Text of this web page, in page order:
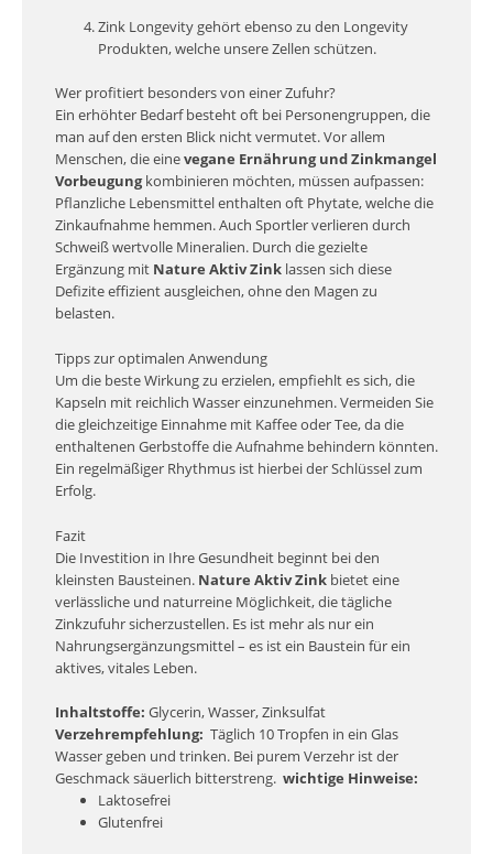
Zink Longevity gehört ebenso zu den Longevity
Produkten, welche unsere Zellen schützen.
Wer profitiert besonders von einer Zufuhr?
Ein erhöhter Bedarf besteht oft bei Personengruppen, die
man auf den ersten Blick nicht vermutet. Vor allem
Menschen, die einevegane Ernährung und Zinkmangel
Vorbeugungkombinieren möchten, müssen aufpassen:
Pflanzliche Lebensmittel enthalten oft Phytate, welche die
Zinkaufnahme hemmen. Auch Sportler verlieren durch
Schweiß wertvolle Mineralien. Durch die gezielte
Ergänzung mit Nature Aktiv Zink lassen sich diese
Defizite effizient ausgleichen, ohne den Magen zu
belasten.
Tipps zur optimalen Anwendung
Um die beste Wirkung zu erzielen, empfiehlt es sich, die
Kapseln mit reichlich Wasser einzunehmen. Vermeiden Sie
die gleichzeitige Einnahme mit Kaffee oder Tee, da die
enthaltenen Gerbstoffe die Aufnahme behindern könnten.
Ein regelmäßiger Rhythmus ist hierbei der Schlüssel zum
Erfolg.
Fazit
Die Investition in Ihre Gesundheit beginnt bei den
kleinsten Bausteinen. Nature Aktiv Zink bietet eine
verlässliche und naturreine Möglichkeit, die tägliche
Zinkzufuhr sicherzustellen. Es ist mehr als nur ein
Nahrungsergänzungsmittel – es ist ein Baustein für ein
aktives, vitales Leben.
Inhaltstoffe: Glycerin, Wasser, Zinksulfat
Verzehrempfehlung: Täglich 10 Tropfen in ein Glas
Wasser geben und trinken. Bei purem Verzehr ist der
Geschmack säuerlich bitterstreng. wichtige Hinweise:
Laktosefrei
Glutenfrei